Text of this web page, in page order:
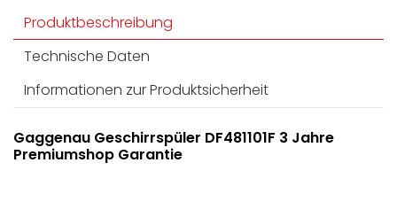
Produktbeschreibung
Technische Daten
Informationen zur Produktsicherheit
Gaggenau Geschirrspüler DF481101F 3 Jahre
Premiumshop Garantie